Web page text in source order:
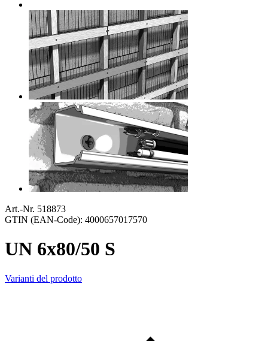
Art.-Nr. 518873
GTIN (EAN-Code): 4000657017570
UN 6x80/50 S
Varianti del prodotto